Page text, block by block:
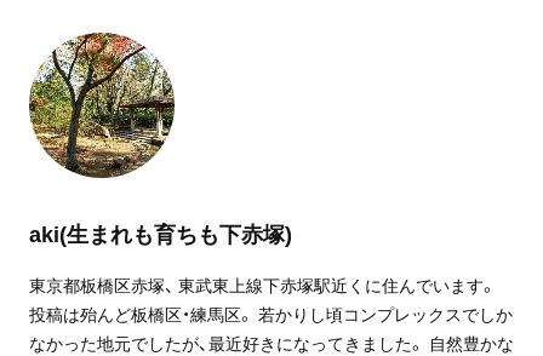
aki(生まれも育ちも下赤塚)
東京都板橋区赤塚、 東武東上線下赤塚駅近くに住んでいます。
投稿は殆んど板橋区・練馬区。 若かりし頃コンプレックスでしか
なかった地元でしたが、最近好きになってきました。 自然豊かな